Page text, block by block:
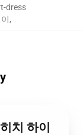
dress
,
치 하이